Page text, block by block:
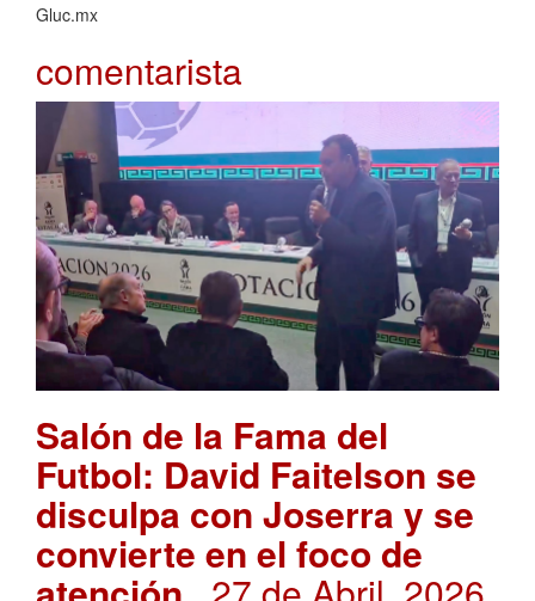
Gluc.mx
comentarista
Salón de la Fama del
Futbol: David Faitelson se
disculpa con Joserra y se
convierte en el foco de